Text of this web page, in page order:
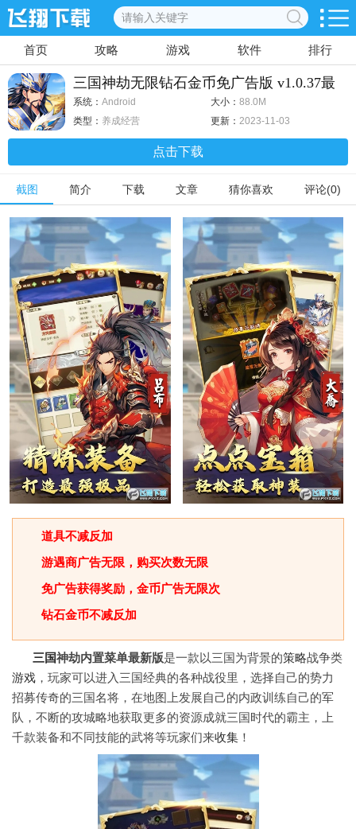
首页 攻略 游戏 软件 排行
三国神劫无限钻石金币免广告版 v1.0.37最
新版
系统： Android 大小： 88.0M
类型： 养成经营 更新： 2023-11-03
点击下载
截图 简介 下载 文章 猜你喜欢 评论(0)
道具不减反加
游遇商广告无限，购买次数无限
免广告获得奖励，金币广告无限次
钻石金币不减反加
三国神劫内置菜单最新版是一款以三国为背景的策略战争类
游戏 ，玩家可以进入三国经典的各种战役里，选择自己的势力
招募传奇的三国名将，在地图上发展自己的内政训练自己的军
队，不断的攻城略地获取更多的资源成就三国时代的霸主，上
千款装备和不同技能的武将等玩家们来收集 ！